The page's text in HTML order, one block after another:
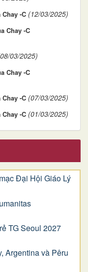
-C (12/03/2025)
Chay -C
03/2025)
Chay -C
-C (07/03/2025)
-C (01/03/2025)
Đại Hội Giáo Lý
TG Seoul 2027
Argentina và Pêru